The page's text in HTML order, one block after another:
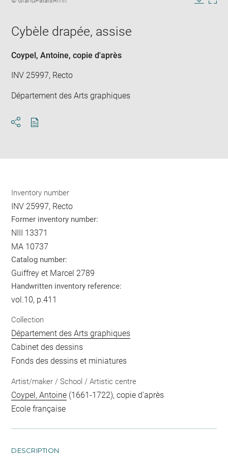
window
Cybèle drapée, assise
Coypel, Antoine, copie d'après
INV 25997, Recto
Département des Arts graphiques
Inventory number
INV 25997, Recto
Former inventory number:
NIII 13371
MA 10737
Catalog number:
Guiffrey et Marcel 2789
Handwritten inventory reference:
vol.10, p.411
Collection
Département des Arts graphiques
Cabinet des dessins
Fonds des dessins et miniatures
Artist/maker / School / Artistic centre
Coypel, Antoine (1661-1722), copie d'après
Ecole française
DESCRIPTION